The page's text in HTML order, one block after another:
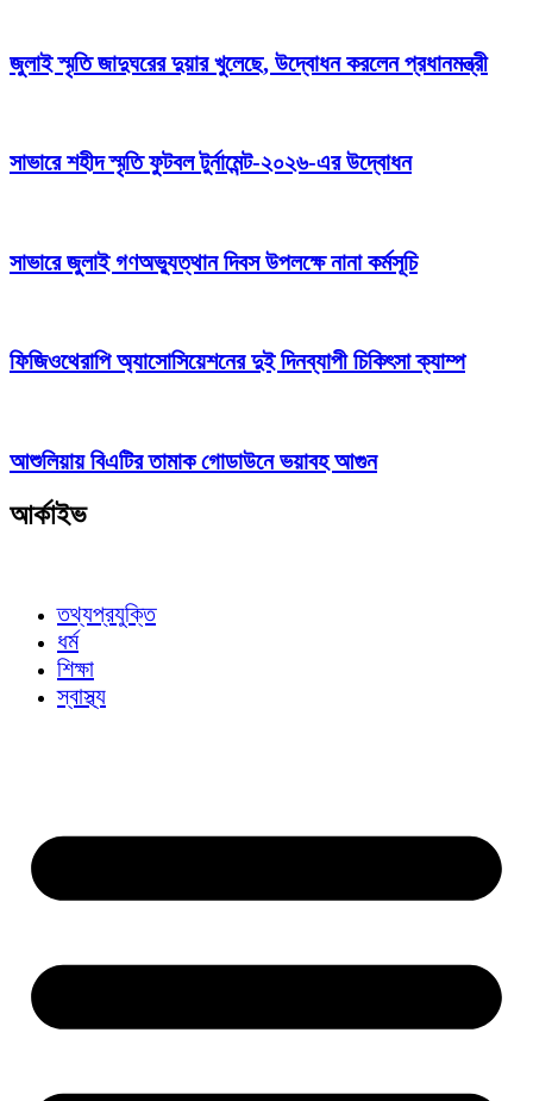
জুলাই স্মৃতি জাদুঘরের দুয়ার খুলেছে, উদ্বোধন করলেন প্রধানমন্ত্রী
সাভারে শহীদ স্মৃতি ফুটবল টুর্নামেন্ট-২০২৬-এর উদ্বোধন
সাভারে জুলাই গণঅভ্যুত্থান দিবস উপলক্ষে নানা কর্মসূচি
ফিজিওথেরাপি অ্যাসোসিয়েশনের দুই দিনব্যাপী চিকিৎসা ক্যাম্প
আশুলিয়ায় বিএটির তামাক গোডাউনে ভয়াবহ আগুন
আর্কাইভ
তথ্যপ্রযুক্তি
ধর্ম
শিক্ষা
স্বাস্থ্য